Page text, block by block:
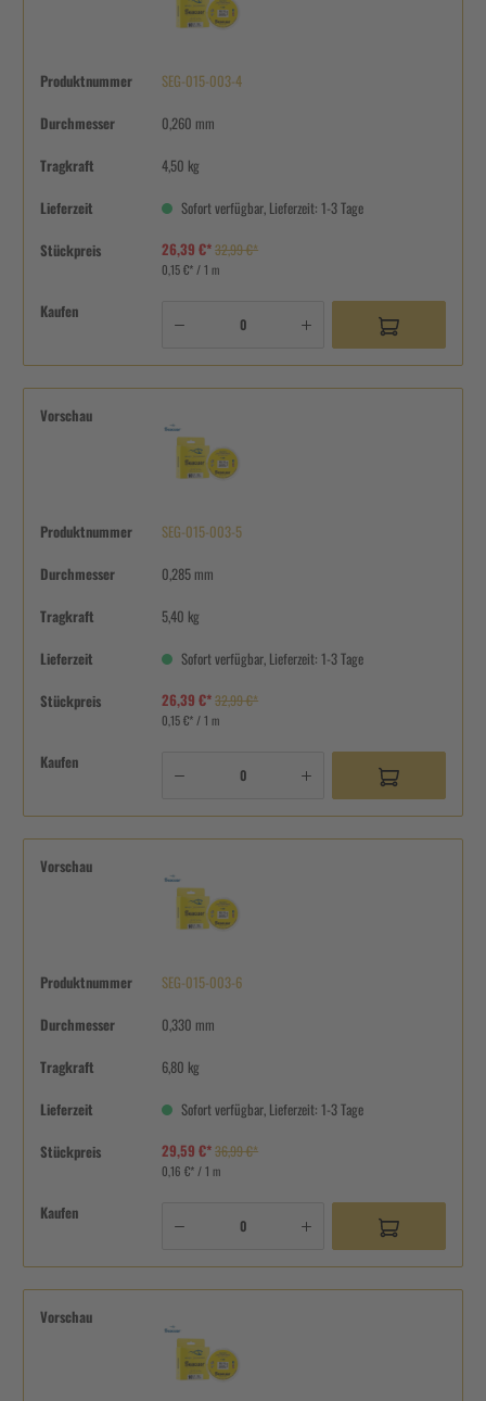
Produktnummer SEG-015-003-4
Durchmesser 0,260 mm
Tragkraft 4,50 kg
Lieferzeit Sofort verfügbar, Lieferzeit: 1-3 Tage
Stückpreis 26,39 €*32,99 €*
0,15 €* / 1 m
Kaufen
Vorschau
Produktnummer SEG-015-003-5
Durchmesser 0,285 mm
Tragkraft 5,40 kg
Lieferzeit Sofort verfügbar, Lieferzeit: 1-3 Tage
Stückpreis 26,39 €*32,99 €*
0,15 €* / 1 m
Kaufen
Vorschau
Produktnummer SEG-015-003-6
Durchmesser 0,330 mm
Tragkraft 6,80 kg
Lieferzeit Sofort verfügbar, Lieferzeit: 1-3 Tage
Stückpreis 29,59 €*36,99 €*
0,16 €* / 1 m
Kaufen
Vorschau